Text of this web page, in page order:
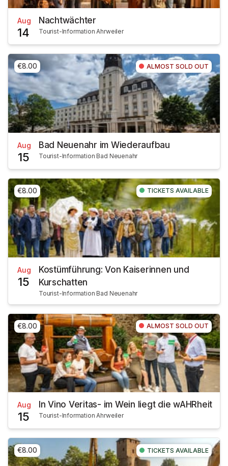
Aug
14
Nachtwächter
Tourist-Information Ahrweiler
€8.00 ALMOST SOLD OUT
Aug
15
Bad Neuenahr im Wiederaufbau
Tourist-Information Bad Neuenahr
€8.00 TICKETS AVAILABLE
Aug
15
Kostümführung: Von Kaiserinnen und
Kurschatten
Tourist-Information Bad Neuenahr
€8.00 ALMOST SOLD OUT
Aug
15
In Vino Veritas- im Wein liegt die wAHRheit
Tourist-Information Ahrweiler
€8.00 TICKETS AVAILABLE